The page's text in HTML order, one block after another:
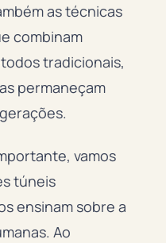
as técnicas
combinam
tradicionais,
permaneçam
vamos
túneis
ensinam sobre a
Ao